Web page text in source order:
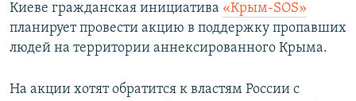
Киеве гражданская инициатива «Крым-SOS»
планирует провести акцию в поддержку пропавших
людей на территории аннексированного Крыма.
На акции хотят обратится к властям России с